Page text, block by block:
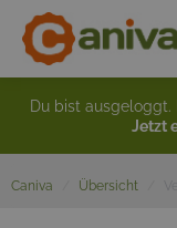
Du bist
Jetzt
Caniva Übersicht